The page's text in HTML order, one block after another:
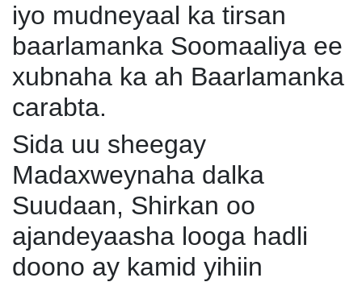
iyo mudneyaal ka tirsan
baarlamanka Soomaaliya ee
xubnaha ka ah Baarlamanka
carabta.
Sida uu sheegay
Madaxweynaha dalka
Suudaan, Shirkan oo
ajandeyaasha looga hadli
doono ay kamid yihiin